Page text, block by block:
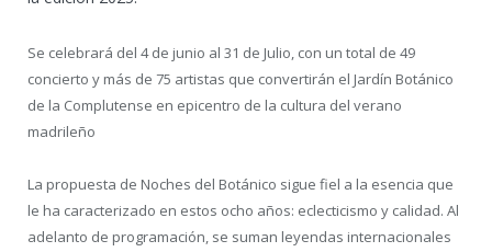
Se celebrará del 4 de junio al 31 de Julio, con un total de 49
concierto y más de 75 artistas que convertirán el Jardín Botánico
de la Complutense en epicentro de la cultura del verano
madrileño
La propuesta de Noches del Botánico sigue fiel a la esencia que
le ha caracterizado en estos ocho años: eclecticismo y calidad. Al
adelanto de programación, se suman leyendas internacionales